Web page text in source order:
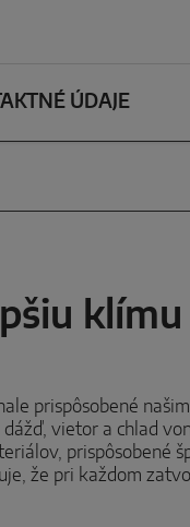
ÚDAJE
prispôsobené
vietor a chlad
prispôsobené
že pri každom